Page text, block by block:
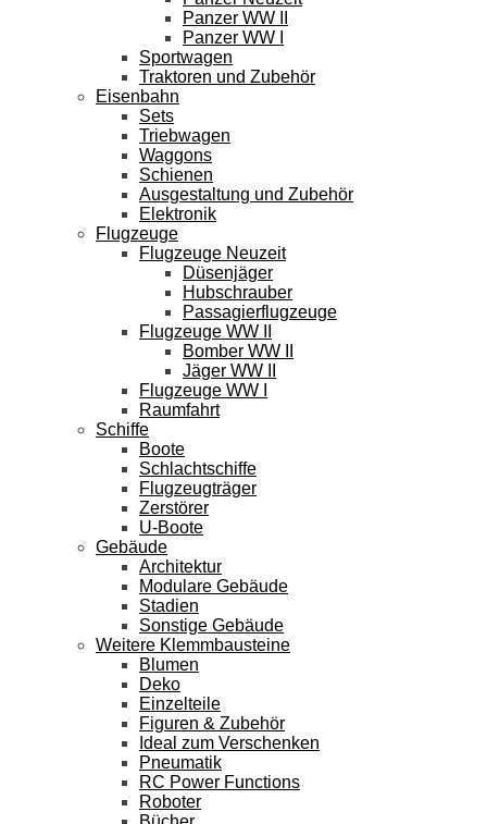
Panzer WW II
Panzer WW I
Sportwagen
Traktoren und Zubehör
Eisenbahn
Sets
Triebwagen
Waggons
Schienen
Ausgestaltung und Zubehör
Elektronik
Flugzeuge
Flugzeuge Neuzeit
Düsenjäger
Hubschrauber
Passagierflugzeuge
Flugzeuge WW II
Bomber WW II
Jäger WW II
Flugzeuge WW I
Raumfahrt
Schiffe
Boote
Schlachtschiffe
Flugzeugträger
Zerstörer
U-Boote
Gebäude
Architektur
Modulare Gebäude
Stadien
Sonstige Gebäude
Weitere Klemmbausteine
Blumen
Deko
Einzelteile
Figuren & Zubehör
Ideal zum Verschenken
Pneumatik
RC Power Functions
Roboter